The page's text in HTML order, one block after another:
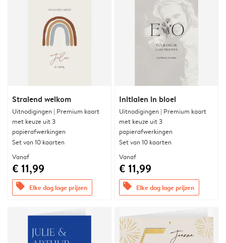
Stralend welkom
Uitnodigingen | Premium kaart
met keuze uit 3
papierafwerkingen
Set van 10 kaarten
Vanaf
€ 11,99
offers Elke dag lage prijzen
Initialen in bloei
Uitnodigingen | Premium kaart
met keuze uit 3
papierafwerkingen
Set van 10 kaarten
Vanaf
€ 11,99
offers Elke dag lage prijzen